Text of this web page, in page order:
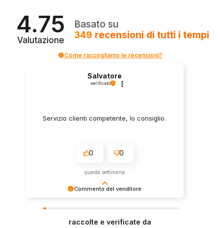
4.75
Valutazione
Basato su
349 recensioni di tutti i tempi
Come raccogliamo le recensioni?
Commento del venditore
fornire il servizio giusto a clienti così fantastici.
Salvatore
verificato
Servizio clienti competente, lo consiglio.
0 0
questa settimana
raccolte e verificate da